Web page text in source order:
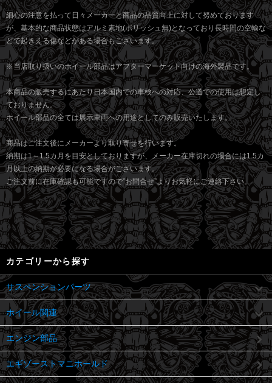
細心の注意を払って日々メーカーと商品の品質向上に対して努めております
が、基本的な商品状態はアルミ素地(ポリッシュ無)となっており長時間の空輸な
どで起きえる傷などがある場合もございます。
※当店取り扱いのホイール部品はアフターマーケット向けの海外製品です。
本商品の販売するにあたり日本国内での車検への対応、公道での使用は想定し
ておりません。
ホイール部品の全ては展示車両への用途としてのみ販売いたします。
商品はご注文後にメーカーより取り寄せを行います。
納期は1～1.5カ月を目安としておりますが、メーカー在庫切れの場合には1.5カ
月以上の納期が必要になる場合がございます。
ご注文前に在庫確認も可能ですので”お問合せ”よりお気軽にご連絡下さい。
カテゴリーから探す
サスペンションパーツ
ホイール関連
エンジン部品
エギゾーストマニホールド